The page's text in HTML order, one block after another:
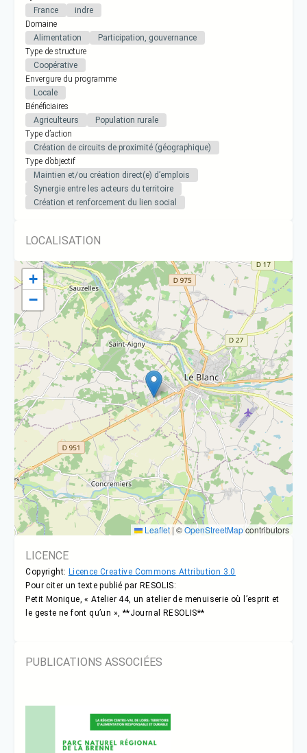
France
indre
Domaine
Alimentation
Participation, gouvernance
Type de structure
Coopérative
Envergure du programme
Locale
Bénéficiaires
Agriculteurs
Population rurale
Type d’action
Création de circuits de proximité (géographique)
Type d’objectif
Maintien et/ou création direct(e) d’emplois
Synergie entre les acteurs du territoire
Création et renforcement du lien social
LOCALISATION
+
−
Leaflet |©OpenStreetMapcontributors
LICENCE
Copyright: Licence Creative Commons Attribution 3.0
Pour citer un texte publié par RESOLIS:
Petit Monique, « Atelier 44, un atelier de menuiserie où l’esprit et
le geste ne font qu’un », **Journal RESOLIS**
PUBLICATIONS ASSOCIÉES